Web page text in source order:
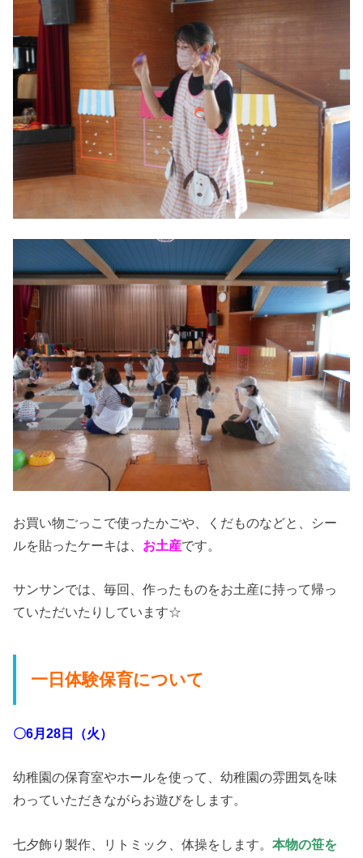
お買い物ごっこで使ったかごや、くだものなどと、シー
ルを貼ったケーキは、 お土産です。
サンサンでは、毎回、作ったものをお土産に持って帰っ
ていただいたりしています☆
一日体験保育について
〇6月28日（火）
幼稚園の保育室やホールを使って、幼稚園の雰囲気を味
わっていただきながらお遊びをします。
七夕飾り製作、リトミック、体操をします。本物の笹を